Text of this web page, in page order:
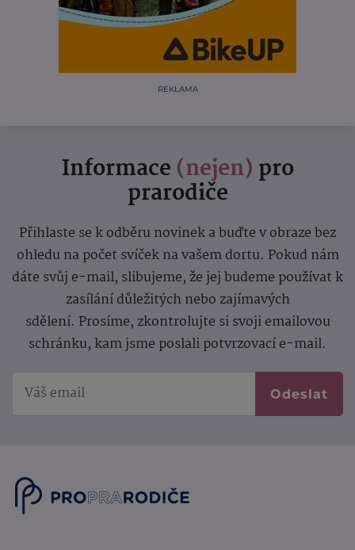
REKLAMA
Informace (nejen) pro
prarodiče
Přihlaste se k odběru novinek a buďte v obraze bez
ohledu na počet svíček na vašem dortu. Pokud nám
dáte svůj e-mail, slibujeme, že jej budeme používat k
zasílání důležitých nebo zajímavých
sdělení. Prosíme, zkontrolujte si svoji emailovou
schránku, kam jsme poslali potvrzovací e-mail.
Odeslat